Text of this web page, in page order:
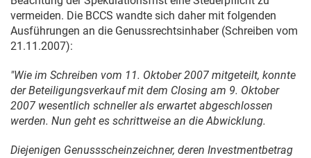
vermeiden. Die BCCS wandte sich daher mit folgenden
Ausführungen an die Genussrechtsinhaber (Schreiben vom
21.11.2007):
"Wie im Schreiben vom 11. Oktober 2007 mitgeteilt, konnte
der Beteiligungsverkauf mit dem Closing am 9. Oktober
2007 wesentlich schneller als erwartet abgeschlossen
werden. Nun geht es schrittweise an die Abwicklung.
Diejenigen Genussscheinzeichner, deren Investmentbetrag